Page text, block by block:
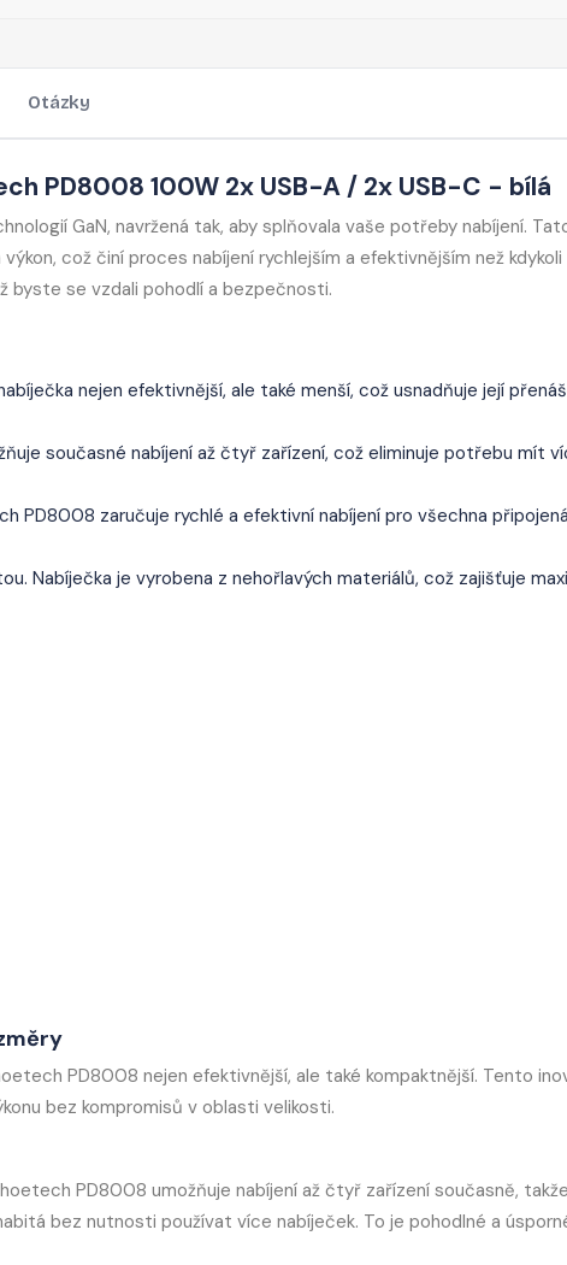
Otázky
PD8008 100W 2x USB-A / 2x USB-C - bílá
GaN, navržená tak, aby splňovala vaše potřeby nabíjení.
což činí proces nabíjení rychlejším a efektivnějším než kdykoli
byste se vzdali pohodlí a bezpečnosti.
nejen efektivnější, ale také menší, což usnadňuje její
současné nabíjení až čtyř zařízení, což eliminuje potřebu mít
PD8008 zaručuje rychlé a efektivní nabíjení pro všechna připojená
Nabíječka je vyrobena z nehořlavých materiálů, což zajišťuje
PD8008 nejen efektivnější, ale také kompaktnější. Tento
bez kompromisů v oblasti velikosti.
PD8008 umožňuje nabíjení až čtyř zařízení současně, takže
bez nutnosti používat více nabíječek. To je pohodlné a